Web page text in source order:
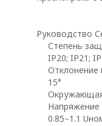
Руководство
Степень
IP20; IP21;
Отклонение
15°
Окружающая
Напряжение
0.85–1.1